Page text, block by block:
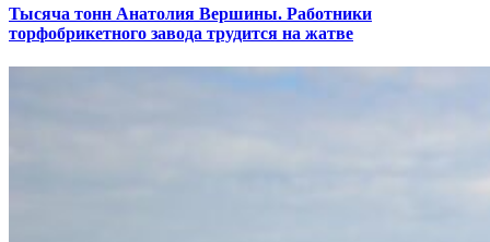
Тысяча тонн Анатолия Вершины. Работники
торфобрикетного завода трудится на жатве